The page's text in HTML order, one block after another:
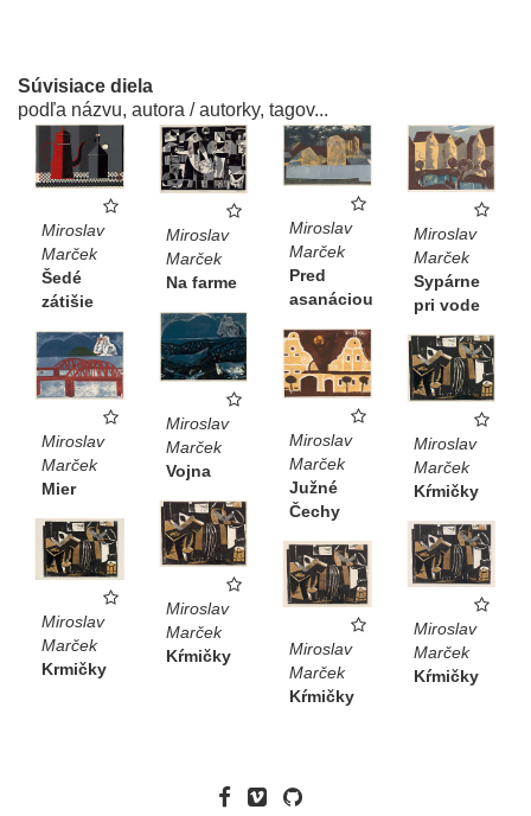
Súvisiace diela
podľa názvu, autora / autorky, tagov...
Miroslav
Marček
Šedé
zátišie
Miroslav
Marček
Na farme
Miroslav
Marček
Pred
asanáciou
Miroslav
Marček
Sypárne
pri vode
Miroslav
Marček
Vojna
Miroslav
Marček
Južné
Čechy
Miroslav
Marček
Mier
Miroslav
Marček
Kŕmičky
Miroslav
Marček
Kŕmičky
Miroslav
Marček
Krmičky
Miroslav
Marček
Kŕmičky
Miroslav
Marček
Kŕmičky